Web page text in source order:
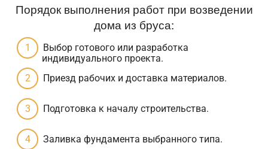
Порядок выполнения работ при возведении
дома из бруса:
Выбор готового или разработка
индивидуального проекта.
Приезд рабочих и доставка материалов.
Подготовка к началу строительства.
Заливка фундамента выбранного типа.